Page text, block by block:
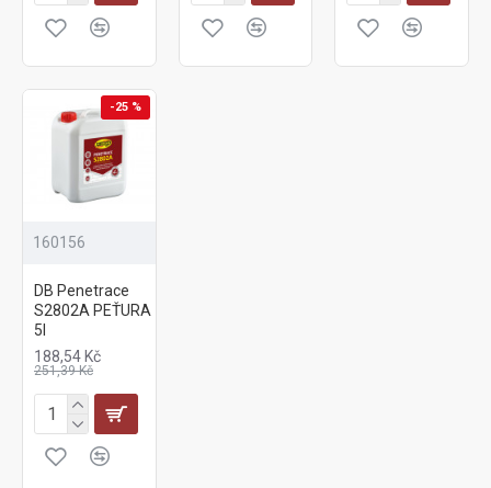
-25 %
160156
DB Penetrace
S2802A PEŤURA
5l
188,54 Kč
251,39 Kč